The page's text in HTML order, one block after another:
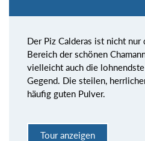
Der Piz Calderas ist nicht
Bereich der schönen
vielleicht auch die
Gegend. Die steilen,
häufig guten Pulver.
Tour anzeigen